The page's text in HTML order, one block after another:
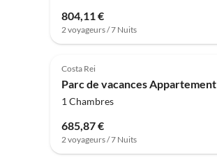
804,11 €
2 voyageurs / 7 Nuits
4.0 (31)
Costa Rei
1 Chambres
685,87 €
2 voyageurs / 7 Nuits